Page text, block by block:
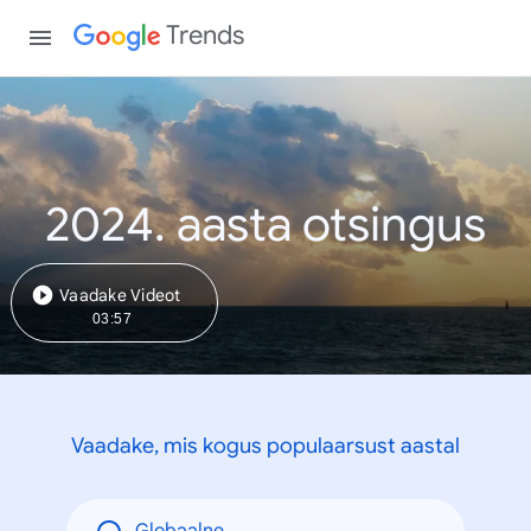
Trends
2024. aasta otsingus
Vaadake Videot
03:57
Vaadake, mis kogus populaarsust aastal